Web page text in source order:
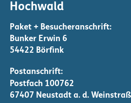
Hochwald
Bunker Erwin 6
54422 Börfink